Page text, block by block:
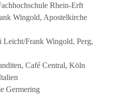
Rhein-Erft
Wingold, Apostelkirche
Frank Wingold, Perg,
Café Central, Köln
Germering